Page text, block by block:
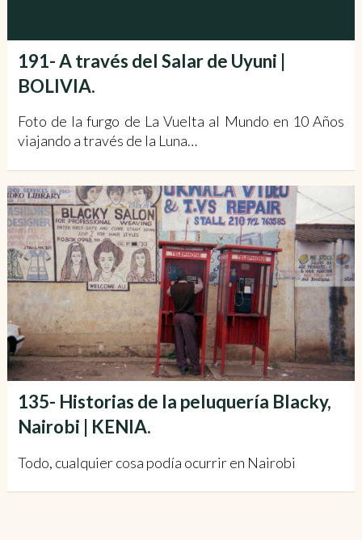
191- A través del Salar de Uyuni |
BOLIVIA.
Foto de la furgo de La Vuelta al Mundo en 10 Años
viajando a través de la Luna…
135- Historias de la peluquería Blacky,
Nairobi | KENIA.
Todo, cualquier cosa podía ocurrir en Nairobi